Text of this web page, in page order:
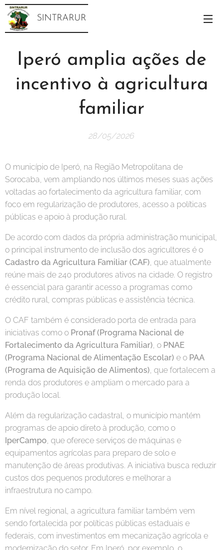
SINTRARUR
Iperó amplia ações de
incentivo à agricultura
familiar
28/05/2026
O município de Iperó, na Região Metropolitana de
Sorocaba, vem ampliando nos últimos meses suas ações
voltadas ao fortalecimento da agricultura familiar, com
foco em regularização de produtores, acesso a políticas
públicas e apoio à produção rural.
De acordo com dados da própria administração municipal,
o principal instrumento de inclusão dos agricultores é o
Cadastro da Agricultura Familiar (CAF), que atualmente
reúne mais de 240 produtores ativos na cidade. O registro
é essencial para garantir acesso a programas como
crédito rural, compras públicas e assistência técnica.
O CAF também é considerado porta de entrada para
iniciativas como o Pronaf (Programa Nacional de
Fortalecimento da Agricultura Familiar), o PNAE
(Programa Nacional de Alimentação Escolar) e o PAA
(Programa de Aquisição de Alimentos), que fortalecem a
renda dos produtores e ampliam o mercado para a
produção local.
Além da regularização cadastral, o município mantém
programas de apoio direto à produção, como o
IperCampo, que oferece serviços de máquinas e
equipamentos agrícolas para preparo de solo e
manutenção de áreas produtivas. A iniciativa busca reduzir
custos dos pequenos produtores e melhorar a
infraestrutura no campo.
Em nível regional, a agricultura familiar também vem
sendo fortalecida por políticas públicas estaduais e
federais, com investimentos em mecanização agrícola e